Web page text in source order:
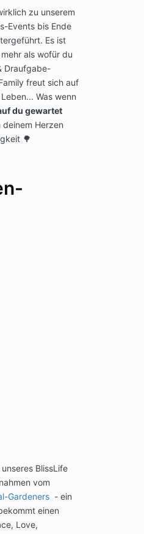
zu unserem
Events bis Ende
Es ist
als wofür du
Draufgabe-
freut sich auf
Was wenn
du gewartet
Herzen
🌳
BlissLife
vom
Gardeners- ein
einen
Love,